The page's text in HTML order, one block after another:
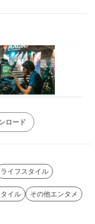
ロード
ライフスタイル
イル その他エンタメ